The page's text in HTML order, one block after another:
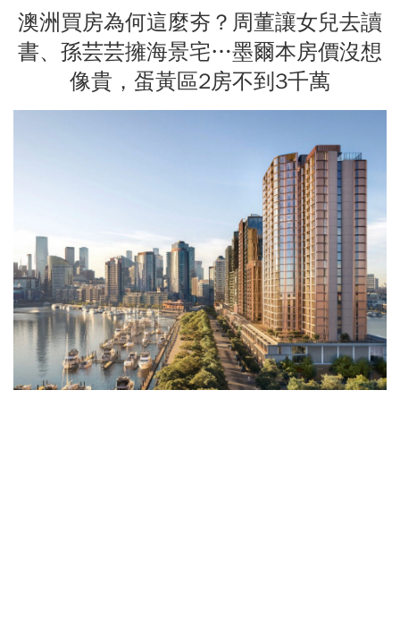
澳洲買房為何這麼夯？周董讓女兒去讀
書、孫芸芸擁海景宅…墨爾本房價沒想
像貴，蛋黃區2房不到3千萬